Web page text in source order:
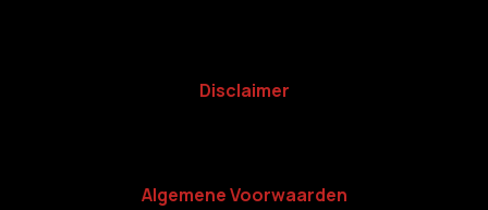
Disclaimer
Algemene Voorwaarden